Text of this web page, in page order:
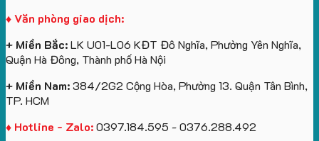
theo
cầu
♦ Văn phòng giao dịch:
+ Miền Bắc:LK U01-L06 KĐT Đô Nghĩa, Phường Yên Nghĩa,
Quận Hà Đông, Thành phố Hà Nội
+ Miền Nam:384/2G2 Cộng Hòa, Phường 13. Quận Tân Bình,
TP. HCM
♦ Hotline - Zalo:0397.184.595 - 0376.288.492